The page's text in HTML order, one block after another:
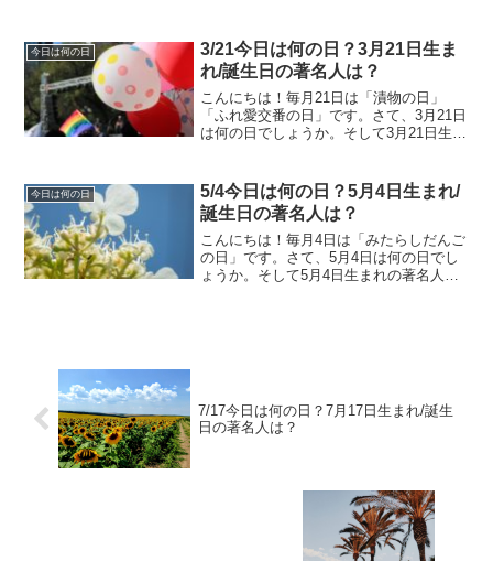
日？8月22日生まれ/誕生日の著名人は？8
月22日...
今日は何の日
3/21今日は何の日？3月21日生ま
れ/誕生日の著名人は？
こんにちは！毎月21日は「漬物の日」
「ふれ愛交番の日」です。さて、3月21日
は何の日でしょうか。そして3月21日生ま
誕生日の著名人は？3月21日は何の日？イ
ラン...
今日は何の日
5/4今日は何の日？5月4日生まれ/
誕生日の著名人は？
こんにちは！毎月4日は「みたらしだんご
の日」です。さて、5月4日は何の日でし
ょうか。そして5月4日生まれの著名人は
7/17今日は何の日？7月17日生まれ/誕生
日の著名人は？